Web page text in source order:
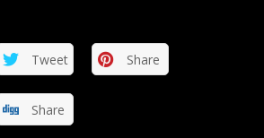
Tweet Share
Share